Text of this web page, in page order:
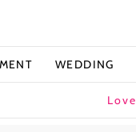
WEDDING
Love